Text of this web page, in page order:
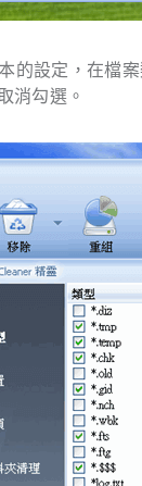
的設定，在檔
消勾選。